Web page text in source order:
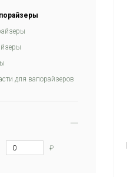
для вапорайзеров
₽